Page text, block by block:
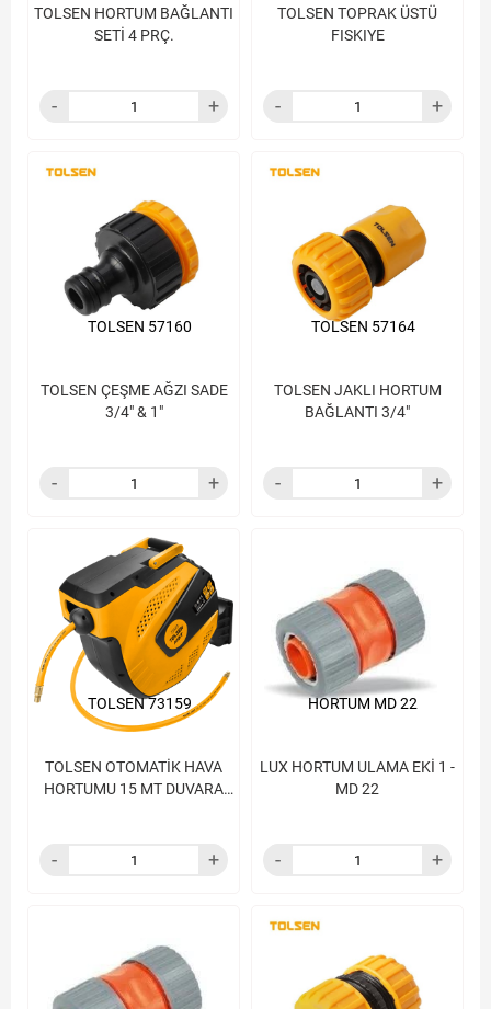
TOLSEN HORTUM BAĞLANTI
SETİ 4 PRÇ.
TOLSEN TOPRAK ÜSTÜ
FISKIYE
TOLSEN ÇEŞME AĞZI SADE
3/4" & 1"
TOLSEN 57160
TOLSEN JAKLI HORTUM
BAĞLANTI 3/4"
TOLSEN 57164
TOLSEN OTOMATİK HAVA
HORTUMU 15 MT DUVARA
TOLSEN 73159
LUX HORTUM ULAMA EKİ 1 -
MD 22
HORTUM MD 22